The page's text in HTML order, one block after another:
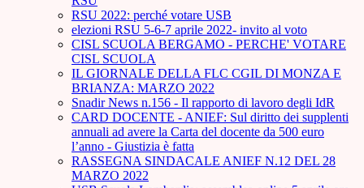
RSU 2022: perché votare USB
elezioni RSU 5-6-7 aprile 2022- invito al voto
CISL SCUOLA BERGAMO - PERCHE' VOTARE
CISL SCUOLA
IL GIORNALE DELLA FLC CGIL DI MONZA E
BRIANZA: MARZO 2022
Snadir News n.156 - Il rapporto di lavoro degli IdR
CARD DOCENTE - ANIEF: Sul diritto dei supplenti
annuali ad avere la Carta del docente da 500 euro
l’anno - Giustizia è fatta
RASSEGNA SINDACALE ANIEF N.12 DEL 28
MARZO 2022